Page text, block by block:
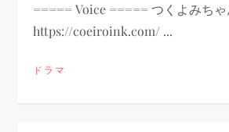
===== Voice ===== つくよみちゃ
https://coeiroink.com/ ...
ドラマ